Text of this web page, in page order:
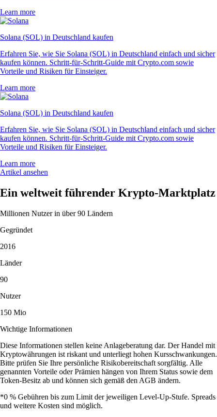
Learn more
Solana (SOL) in Deutschland kaufen
Erfahren Sie, wie Sie Solana (SOL) in Deutschland einfach und sicher
kaufen können. Schritt-für-Schritt-Guide mit Crypto.com sowie
Vorteile und Risiken für Einsteiger.
Learn more
Solana (SOL) in Deutschland kaufen
Erfahren Sie, wie Sie Solana (SOL) in Deutschland einfach und sicher
kaufen können. Schritt-für-Schritt-Guide mit Crypto.com sowie
Vorteile und Risiken für Einsteiger.
Learn more
Artikel ansehen
Ein weltweit führender Krypto-Marktplatz
Millionen Nutzer in über 90 Ländern
Gegründet
2016
Länder
90
Nutzer
150 Mio
Wichtige Informationen
Diese Informationen stellen keine Anlageberatung dar. Der Handel mit
Kryptowährungen ist riskant und unterliegt hohen Kursschwankungen.
Bitte prüfen Sie Ihre persönliche Risikobereitschaft sorgfältig. Alle
genannten Vorteile oder Prämien hängen von Ihrem Status sowie dem
Token-Besitz ab und können sich gemäß den AGB ändern.
*0 % Gebühren bis zum Limit der jeweiligen Level-Up-Stufe. Spreads
und weitere Kosten sind möglich.